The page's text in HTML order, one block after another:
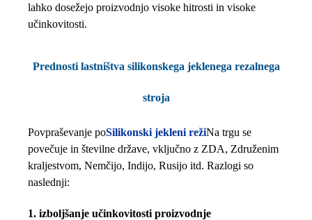
lahko dosežejo proizvodnjo visoke hitrosti in visoke
učinkovitosti.
Prednosti lastništva silikonskega jeklenega rezalnega
stroja
Povpraševanje poSilikonski jekleni režiNa trgu se
povečuje in številne države, vključno z ZDA, Združenim
kraljestvom, Nemčijo, Indijo, Rusijo itd. Razlogi so
naslednji:
1. izboljšanje učinkovitosti proizvodnje